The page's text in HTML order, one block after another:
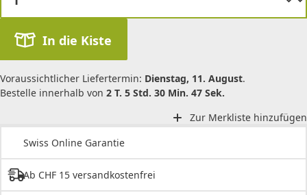
In die Kiste
Voraussichtlicher Liefertermin: Dienstag, 11. August.
Bestelle innerhalb von 2 T. 5 Std. 30 Min. 47 Sek.
Zur Merkliste hinzufügen
Swiss Online Garantie
Ab CHF 15 versandkostenfrei